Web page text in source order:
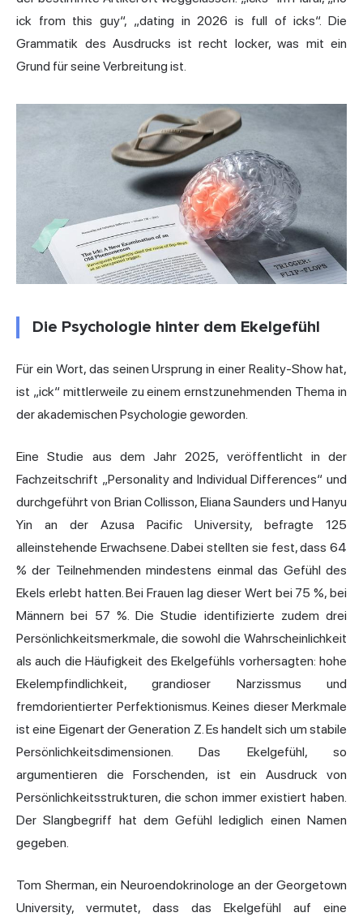
ick from this guy“, „dating in 2026 is full of icks“. Die
Grammatik des Ausdrucks ist recht locker, was mit ein
Grund für seine Verbreitung ist.
Die Psychologie hinter dem Ekelgefühl
Für ein Wort, das seinen Ursprung in einer Reality-Show hat,
ist „ick“ mittlerweile zu einem ernstzunehmenden Thema in
der akademischen Psychologie geworden.
Eine Studie aus dem Jahr 2025, veröffentlicht in der
Fachzeitschrift „Personality and Individual Differences“ und
durchgeführt von Brian Collisson, Eliana Saunders und Hanyu
Yin an der Azusa Pacific University, befragte 125
alleinstehende Erwachsene. Dabei stellten sie fest, dass 64
% der Teilnehmenden mindestens einmal das Gefühl des
Ekels erlebt hatten. Bei Frauen lag dieser Wert bei 75 %, bei
Männern bei 57 %. Die Studie identifizierte zudem drei
Persönlichkeitsmerkmale, die sowohl die Wahrscheinlichkeit
als auch die Häufigkeit des Ekelgefühls vorhersagten: hohe
Ekelempfindlichkeit, grandioser Narzissmus und
fremdorientierter Perfektionismus. Keines dieser Merkmale
ist eine Eigenart der Generation Z. Es handelt sich um stabile
Persönlichkeitsdimensionen. Das Ekelgefühl, so
argumentieren die Forschenden, ist ein Ausdruck von
Persönlichkeitsstrukturen, die schon immer existiert haben.
Der Slangbegriff hat dem Gefühl lediglich einen Namen
gegeben.
Tom Sherman, ein Neuroendokrinologe an der Georgetown
University, vermutet, dass das Ekelgefühl auf eine